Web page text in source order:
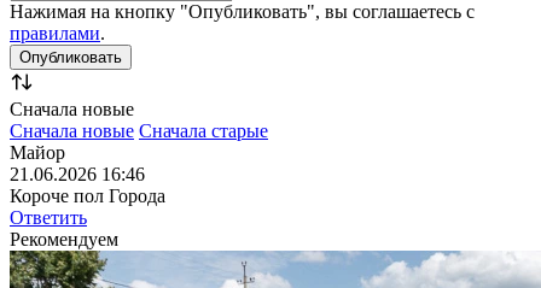
Нажимая на кнопку "Опубликовать", вы соглашаетесь с
правилами.
Сначала новые
Сначала новые Сначала старые
Майор
21.06.2026 16:46
Короче пол Города
Ответить
Рекомендуем